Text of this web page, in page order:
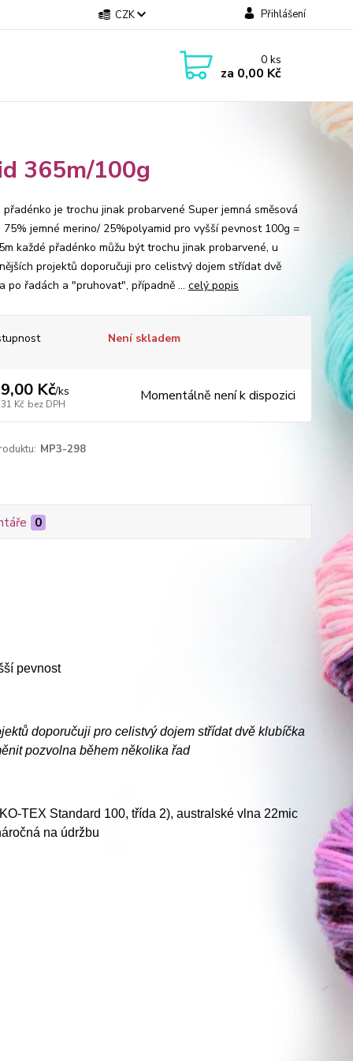
CZK Přihlášení
0ks
za 0,00 Kč
365m/100g
je trochu jinak probarvené Super jemná směsová
jemné merino/ 25%polyamid pro vyšší pevnost 100g =
každé přadénko můžu být trochu jinak probarvené, u
projektů doporučuji pro celistvý dojem střídat dvě
po řadách a "pruhovat", případně ... celý popis
Není skladem
Kč/ks
Kč bez DPH Momentálně není k dispozici
MP3-298
0
pevnost
doporučuji pro celistvý dojem střídat dvě klubíčka
pozvolna během několika řad
TEX Standard 100, třída 2), australské vlna 22mic
na údržbu